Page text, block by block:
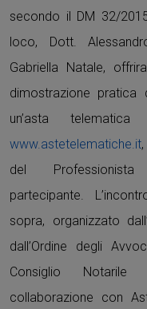
secondo il DM 32/
loco, Dott.
Gabriella Natale,
dimostrazione pratica
un’asta
www.astetelematiche.it
del
partecipante.
sopra, organizzato
dall’Ordine degli
Consiglio
collaborazione con